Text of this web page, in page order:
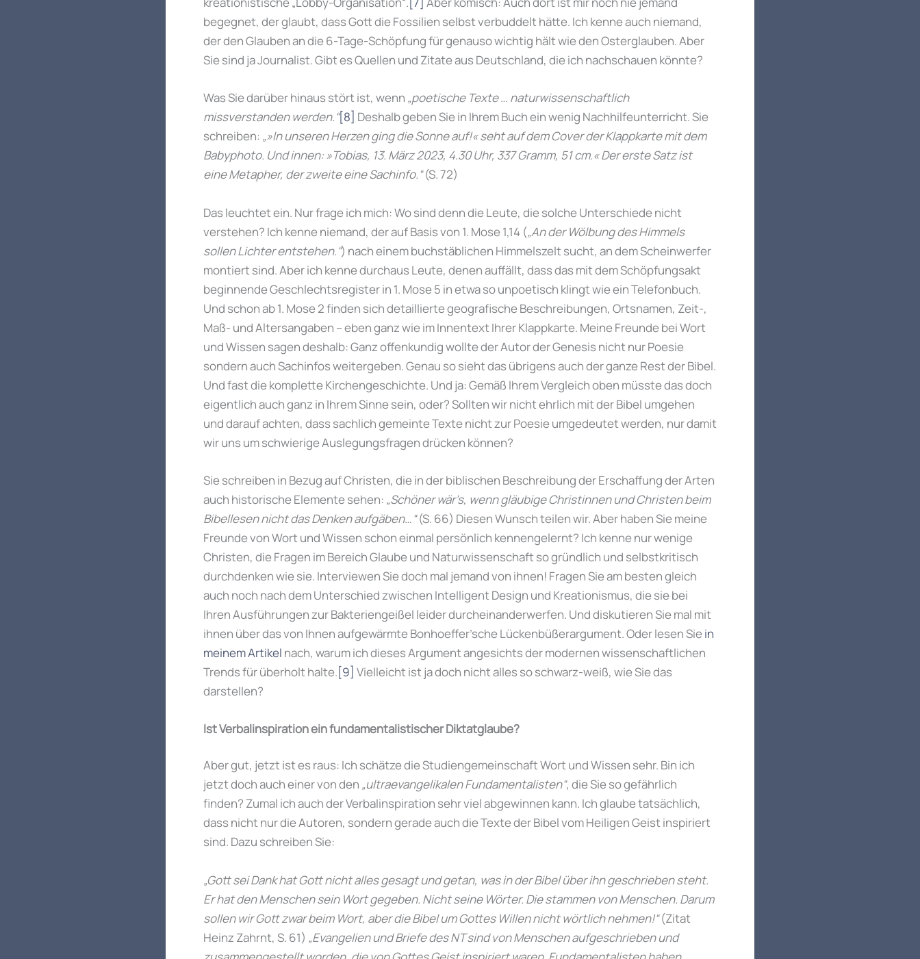
begegnet, der glaubt, dass Gott die Fossilien selbst verbuddelt hätte. Ich kenne auch niemand,
der den Glauben an die 6-Tage-Schöpfung für genauso wichtig hält wie den Osterglauben. Aber
Sie sind ja Journalist. Gibt es Quellen und Zitate aus Deutschland, die ich nachschauen könnte?
Was Sie darüber hinaus stört ist, wenn „poetische Texte … naturwissenschaftlich
missverstanden werden.“[8] Deshalb geben Sie in Ihrem Buch ein wenig Nachhilfeunterricht. Sie
schreiben: „»In unseren Herzen ging die Sonne auf!« seht auf dem Cover der Klappkarte mit dem
Babyphoto. Und innen: »Tobias, 13. März 2023, 4.30 Uhr, 337 Gramm, 51 cm.« Der erste Satz ist
eine Metapher, der zweite eine Sachinfo.“(S. 72)
Das leuchtet ein. Nur frage ich mich: Wo sind denn die Leute, die solche Unterschiede nicht
verstehen? Ich kenne niemand, der auf Basis von 1. Mose 1,14 („An der Wölbung des Himmels
sollen Lichter entstehen.“) nach einem buchstäblichen Himmelszelt sucht, an dem Scheinwerfer
montiert sind. Aber ich kenne durchaus Leute, denen auffällt, dass das mit dem Schöpfungsakt
beginnende Geschlechtsregister in 1. Mose 5 in etwa so unpoetisch klingt wie ein Telefonbuch.
Und schon ab 1. Mose 2 finden sich detaillierte geografische Beschreibungen, Ortsnamen, Zeit-,
Maß- und Altersangaben – eben ganz wie im Innentext Ihrer Klappkarte. Meine Freunde bei Wort
und Wissen sagen deshalb: Ganz offenkundig wollte der Autor der Genesis nicht nur Poesie
sondern auch Sachinfos weitergeben. Genau so sieht das übrigens auch der ganze Rest der Bibel.
Und fast die komplette Kirchengeschichte. Und ja: Gemäß Ihrem Vergleich oben müsste das doch
eigentlich auch ganz in Ihrem Sinne sein, oder? Sollten wir nicht ehrlich mit der Bibel umgehen
und darauf achten, dass sachlich gemeinte Texte nicht zur Poesie umgedeutet werden, nur damit
wir uns um schwierige Auslegungsfragen drücken können?
Sie schreiben in Bezug auf Christen, die in der biblischen Beschreibung der Erschaffung der Arten
auch historische Elemente sehen: „Schöner wär’s, wenn gläubige Christinnen und Christen beim
Bibellesen nicht das Denken aufgäben…“(S. 66) Diesen Wunsch teilen wir. Aber haben Sie meine
Freunde von Wort und Wissen schon einmal persönlich kennengelernt? Ich kenne nur wenige
Christen, die Fragen im Bereich Glaube und Naturwissenschaft so gründlich und selbstkritisch
durchdenken wie sie. Interviewen Sie doch mal jemand von ihnen! Fragen Sie am besten gleich
auch noch nach dem Unterschied zwischen Intelligent Design und Kreationismus, die sie bei
Ihren Ausführungen zur Bakteriengeißel leider durcheinanderwerfen. Und diskutieren Sie mal mit
ihnen über das von Ihnen aufgewärmte Bonhoeffer’sche Lückenbüßerargument. Oder lesen Sie in
meinem Artikel nach, warum ich dieses Argument angesichts der modernen wissenschaftlichen
Trends für überholt halte.[9] Vielleicht ist ja doch nicht alles so schwarz-weiß, wie Sie das
darstellen?
Ist Verbalinspiration ein fundamentalistischer Diktatglaube?
Aber gut, jetzt ist es raus: Ich schätze die Studiengemeinschaft Wort und Wissen sehr. Bin ich
jetzt doch auch einer von den „ultraevangelikalen Fundamentalisten“, die Sie so gefährlich
finden? Zumal ich auch der Verbalinspiration sehr viel abgewinnen kann. Ich glaube tatsächlich,
dass nicht nur die Autoren, sondern gerade auch die Texte der Bibel vom Heiligen Geist inspiriert
sind. Dazu schreiben Sie:
„Gott sei Dank hat Gott nicht alles gesagt und getan, was in der Bibel über ihn geschrieben steht.
Er hat den Menschen sein Wort gegeben. Nicht seine Wörter. Die stammen von Menschen. Darum
sollen wir Gott zwar beim Wort, aber die Bibel um Gottes Willen nicht wörtlich nehmen!“(Zitat
Heinz Zahrnt, S. 61) „Evangelien und Briefe des NT sind von Menschen aufgeschrieben und